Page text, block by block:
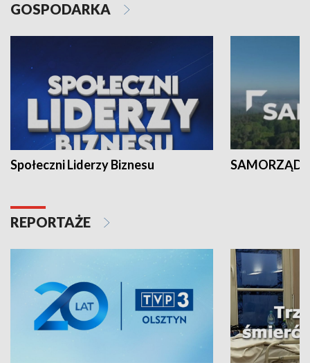
GOSPODARKA
Społeczni Liderzy Biznesu SAMORZĄD
REPORTAŻE